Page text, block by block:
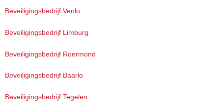
Beveiligingsbedrijf Venlo
Beveiligingsbedrijf Limburg
Beveiligingsbedrijf Roermond
Beveiligingsbedrijf Baarlo
Beveiligingsbedrijf Tegelen